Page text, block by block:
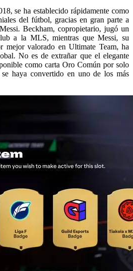
se ha establecido rápidamente como
del fútbol, gracias en gran parte a
Beckham, copropietario, jugó un
a la MLS, mientras que Messi, su
mejor valorado en Ultimate Team, ha
No es de extrañar que el elegante
como carta Oro Común por solo
haya convertido en uno de los más